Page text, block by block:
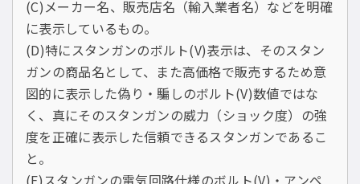
(C)メーカー名、販売店名（輸入業者名）などを明確
に表示しているもの。
(D)特にスタンガンのボルト(V)表示は、そのスタン
ガンの商品名として、また高価格で販売するため意
図的に表示した偽り・騙しのボルト(V)数値ではな
く、真にそのスタンガンの威力（ショック度）の強
度を正確に表示した信頼できるスタンガンであるこ
と。